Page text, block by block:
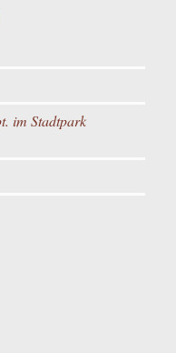
im Stadtpark